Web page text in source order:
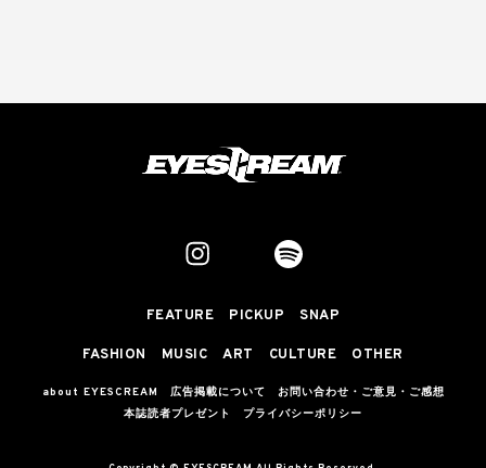
FEATURE PICKUP SNAP
FASHION MUSIC ART CULTURE OTHER
about EYESCREAM 広告掲載について
お問い合わせ・ご意見・ご感想
本誌読者プレゼント
プライバシーポリシー